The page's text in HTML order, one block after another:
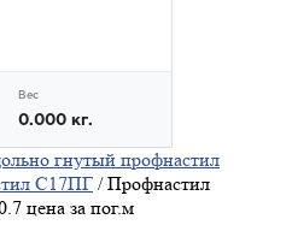
гнутый профнастил
С17ПГ / Профнастил
цена за пог.м